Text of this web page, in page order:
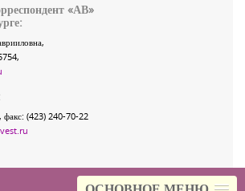
«АВ»
(423) 240-70-22